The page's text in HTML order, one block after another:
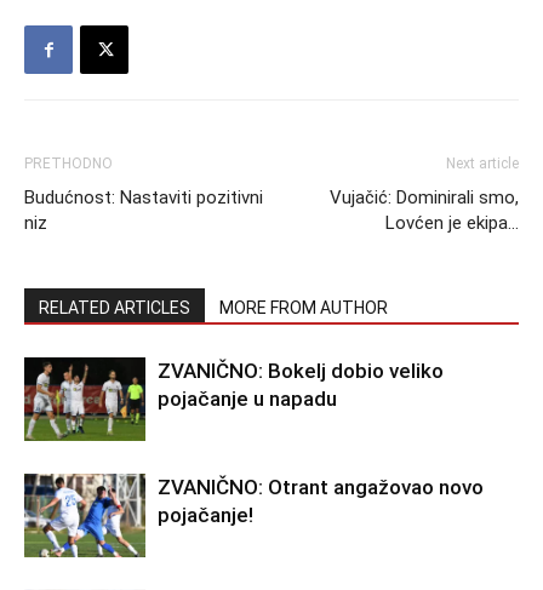
PRETHODNO
Budućnost: Nastaviti pozitivni
niz
Next article
Vujačić: Dominirali smo,
Lovćen je ekipa…
RELATED ARTICLES MORE FROM AUTHOR
ZVANIČNO: Bokelj dobio veliko
pojačanje u napadu
ZVANIČNO: Otrant angažovao novo
pojačanje!